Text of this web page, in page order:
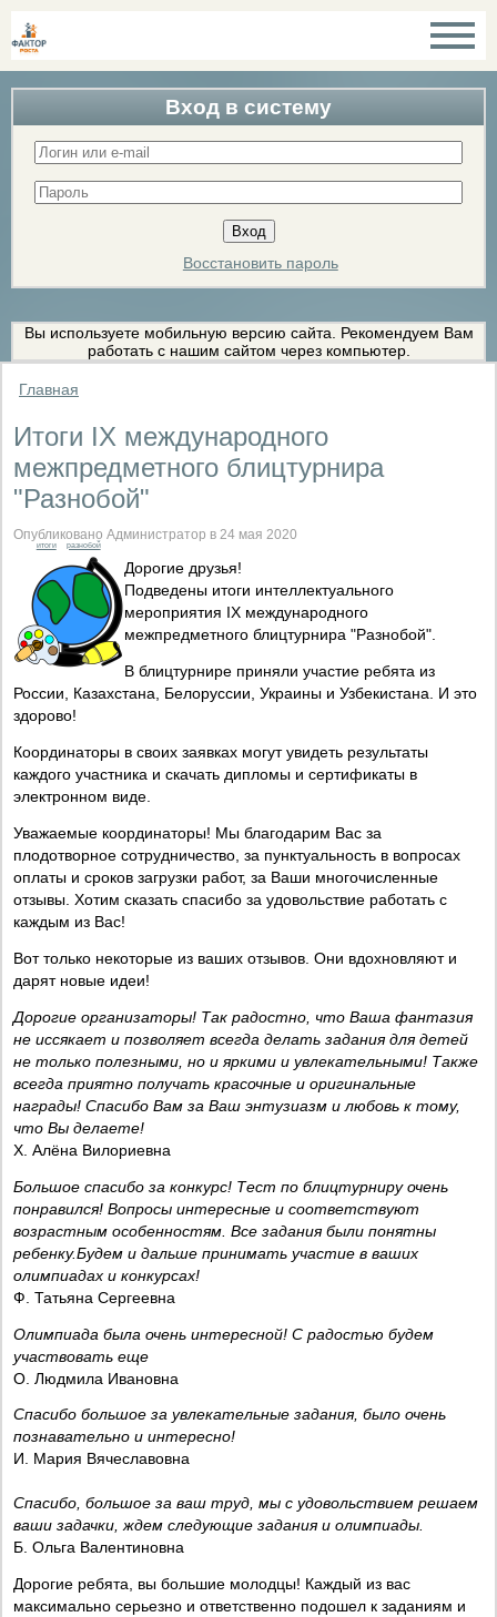
Вход в систему
Восстановить пароль
Вы используете мобильную версию сайта. Рекомендуем Вам
работать с нашим сайтом через компьютер.
Главная
Итоги IX международного
межпредметного блицтурнира
"Разнобой"
Опубликовано Администратор в 24 мая 2020
итоги разнобой
Дорогие друзья!
Подведены итоги интеллектуального
мероприятия IX международного
межпредметного блицтурнира "Разнобой".
В блицтурнире приняли участие ребята из
России, Казахстана, Белоруссии, Украины и Узбекистана. И это
здорово!
Координаторы в своих заявках могут увидеть результаты
каждого участника и скачать дипломы и сертификаты в
электронном виде.
Уважаемые координаторы! Мы благодарим Вас за
плодотворное сотрудничество, за пунктуальность в вопросах
оплаты и сроков загрузки работ, за Ваши многочисленные
отзывы. Хотим сказать спасибо за удовольствие работать с
каждым из Вас!
Вот только некоторые из ваших отзывов. Они вдохновляют и
дарят новые идеи!
Дорогие организаторы! Так радостно, что Ваша фантазия
не иссякает и позволяет всегда делать задания для детей
не только полезными, но и яркими и увлекательными! Также
всегда приятно получать красочные и оригинальные
награды! Спасибо Вам за Ваш энтузиазм и любовь к тому,
что Вы делаете!
Х. Алёна Вилориевна
Большое спасибо за конкурс! Тест по блицтурниру очень
понравился! Вопросы интересные и соответствуют
возрастным особенностям. Все задания были понятны
ребенку.Будем и дальше принимать участие в ваших
олимпиадах и конкурсах!
Ф. Татьяна Сергеевна
Олимпиада была очень интересной! С радостью будем
участвовать еще
О. Людмила Ивановна
Спасибо большое за увлекательные задания, было очень
познавательно и интересно!
И. Мария Вячеславовна
Спасибо, большое за ваш труд, мы с удовольствием решаем
ваши задачки, ждем следующие задания и олимпиады.
Б. Ольга Валентиновна
Дорогие ребята, вы большие молодцы! Каждый из вас
максимально серьезно и ответственно подошел к заданиям и